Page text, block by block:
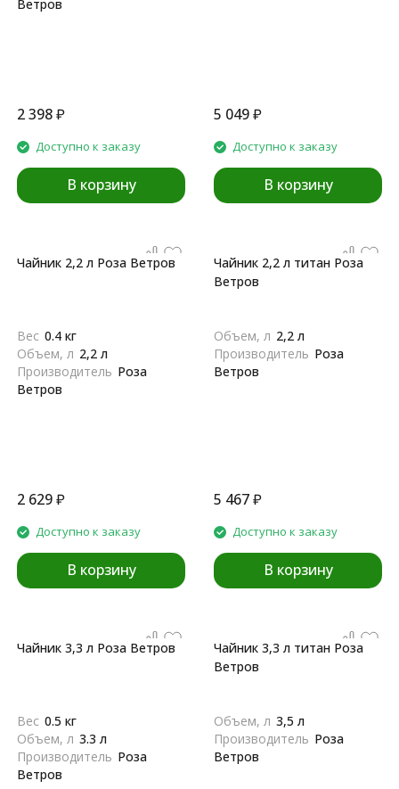
Ветров
2 398₽
Доступно к заказу
В корзину
5 049₽
Доступно к заказу
В корзину
Чайник 2,2 л Роза Ветров
Вес 0.4 кг
Объем, л 2,2 л
Производитель Роза
Ветров
2 629₽
Доступно к заказу
В корзину
Чайник 2,2 л титан Роза
Ветров
Объем, л 2,2 л
Производитель Роза
Ветров
5 467₽
Доступно к заказу
В корзину
Чайник 3,3 л Роза Ветров
Вес 0.5 кг
Объем, л 3.3 л
Производитель Роза
Ветров
Чайник 3,3 л титан Роза
Ветров
Объем, л 3,5 л
Производитель Роза
Ветров